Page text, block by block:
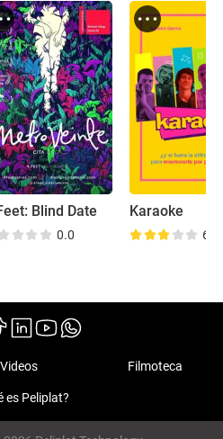
Blind Date
0.0
Karaoke
6.7
Videos Filmoteca
es Peliplat?